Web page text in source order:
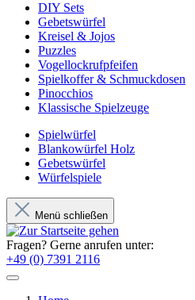
DIY Sets
Gebetswürfel
Kreisel & Jojos
Puzzles
Vogellockrufpfeifen
Spielkoffer & Schmuckdosen
Pinocchios
Klassische Spielzeuge
Spielwürfel
Blankowürfel Holz
Gebetswürfel
Würfelspiele
Menü schließen
Fragen? Gerne anrufen unter:
+49 (0) 7391 2116